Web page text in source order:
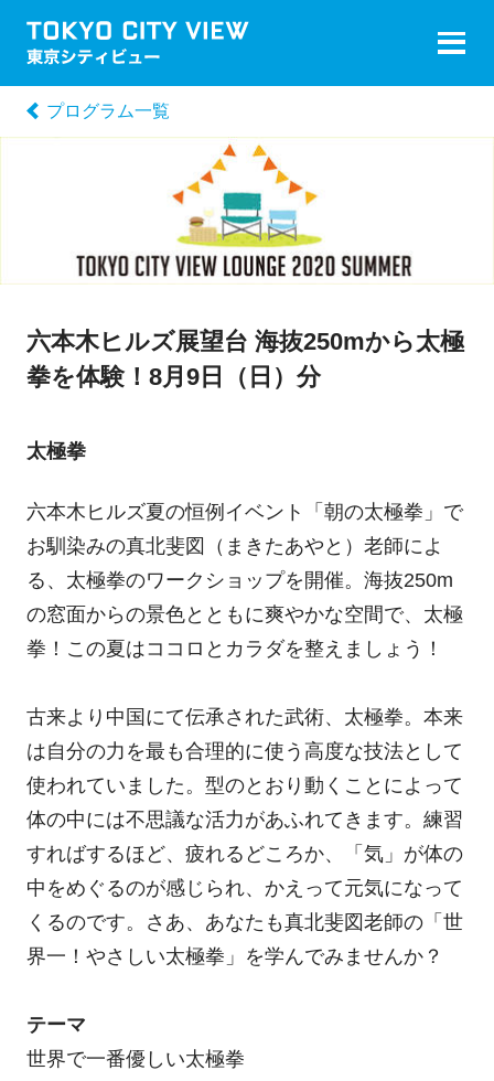
プログラム一覧
六本木ヒルズ展望台 海抜250mから太極
拳を体験！8月9日（日）分
太極拳
六本木ヒルズ夏の恒例イベント「朝の太極拳」で
お馴染みの真北斐図（まきたあやと）老師によ
る、太極拳のワークショップを開催。海抜250m
の窓面からの景色とともに爽やかな空間で、太極
拳！この夏はココロとカラダを整えましょう！
古来より中国にて伝承された武術、太極拳。本来
は自分の力を最も合理的に使う高度な技法として
使われていました。型のとおり動くことによって
体の中には不思議な活力があふれてきます。練習
すればするほど、疲れるどころか、「気」が体の
中をめぐるのが感じられ、かえって元気になって
くるのです。さあ、あなたも真北斐図老師の「世
界一！やさしい太極拳」を学んでみませんか？
テーマ
世界で一番優しい太極拳